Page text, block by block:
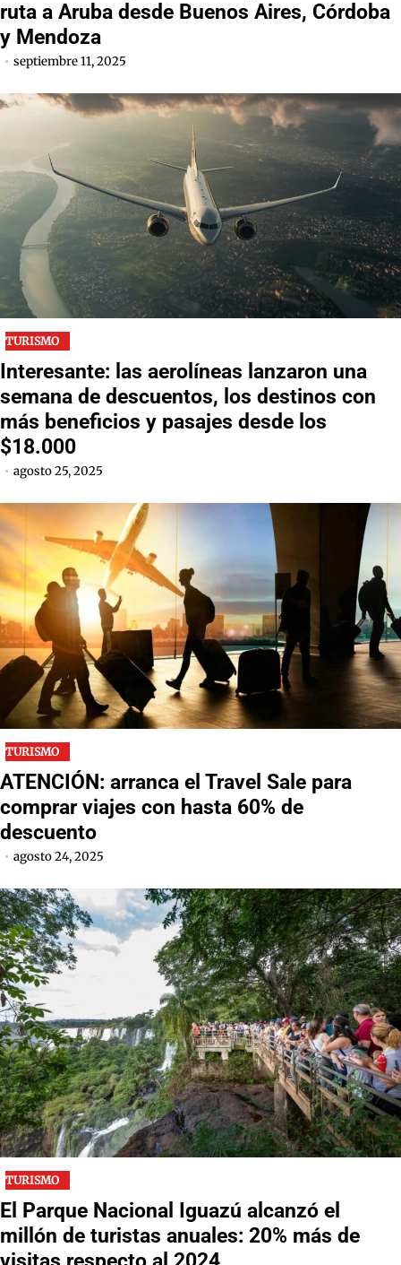
ruta a Aruba desde Buenos Aires, Córdoba
y Mendoza
septiembre 11, 2025
TURISMO
Interesante: las aerolíneas lanzaron una
semana de descuentos, los destinos con
más beneficios y pasajes desde los
$18.000
agosto 25, 2025
TURISMO
ATENCIÓN: arranca el Travel Sale para
comprar viajes con hasta 60% de
descuento
agosto 24, 2025
TURISMO
El Parque Nacional Iguazú alcanzó el
millón de turistas anuales: 20% más de